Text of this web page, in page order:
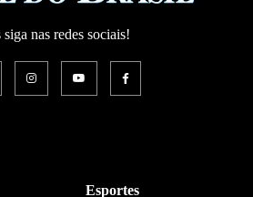
siga nas redes sociais!
Esportes